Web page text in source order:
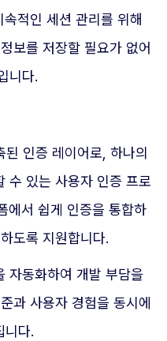
적인 세션 관리를 위해
보를 저장할 필요가 없어
니다.
인증 레이어로, 하나의
수 있는 사용자 인증 프로
에서 쉽게 인증을 통합하
도록 지원합니다.
자동화하여 개발 부담을
과 사용자 경험을 동시에
니다.